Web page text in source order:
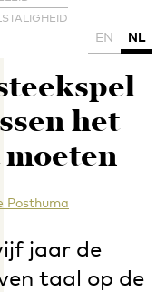
EN NL
het
Posthuma
jaar de
taal op de